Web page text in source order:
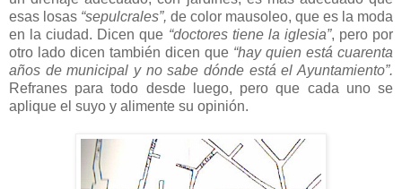
esas losas “sepulcrales”, de color mausoleo, que es la moda
en la ciudad. Dicen que “doctores tiene la iglesia”, pero por
otro lado dicen también dicen que “hay quien está cuarenta
años de municipal y no sabe dónde está el Ayuntamiento”.
Refranes para todo desde luego, pero que cada uno se
aplique el suyo y alimente su opinión.